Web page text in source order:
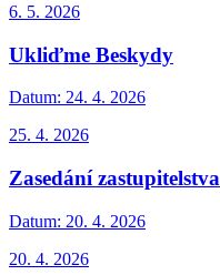
6. 5. 2026
Ukliďme Beskydy
Datum: 24. 4. 2026
25. 4. 2026
Zasedání zastupitelstva
Datum: 20. 4. 2026
20. 4. 2026